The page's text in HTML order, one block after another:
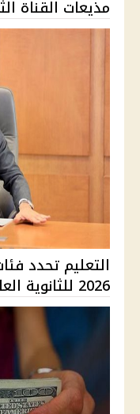
مذيعات القناة
التعليم تحدد
2026 للثانوية العامة بالد...